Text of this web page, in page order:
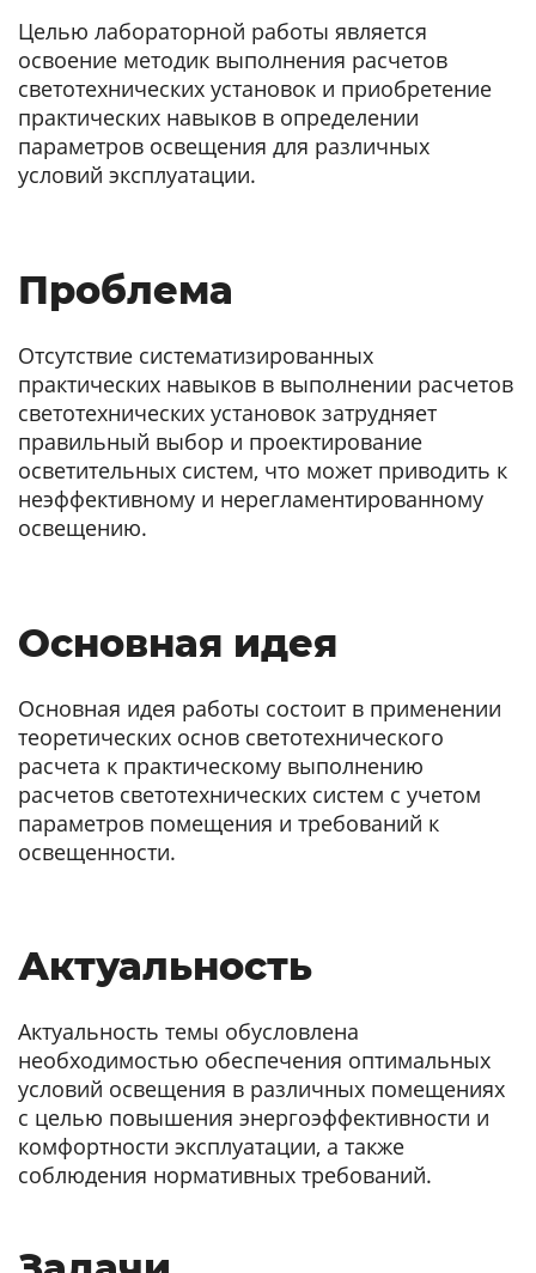
Целью лабораторной работы является
освоение методик выполнения расчетов
светотехнических установок и приобретение
практических навыков в определении
параметров освещения для различных
условий эксплуатации.
Проблема
Отсутствие систематизированных
практических навыков в выполнении расчетов
светотехнических установок затрудняет
правильный выбор и проектирование
осветительных систем, что может приводить к
неэффективному и нерегламентированному
освещению.
Основная идея
Основная идея работы состоит в применении
теоретических основ светотехнического
расчета к практическому выполнению
расчетов светотехнических систем с учетом
параметров помещения и требований к
освещенности.
Актуальность
Актуальность темы обусловлена
необходимостью обеспечения оптимальных
условий освещения в различных помещениях
с целью повышения энергоэффективности и
комфортности эксплуатации, а также
соблюдения нормативных требований.